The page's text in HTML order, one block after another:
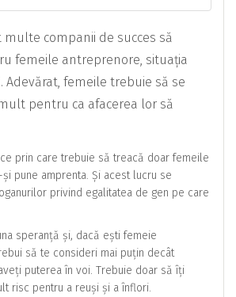
multe companii de succes să
femeile antreprenore, situația
Adevărat, femeile trebuie să se
pentru ca afacerea lor să
prin care trebuie să treacă doar femeile
pune amprenta. Și acest lucru se
privind egalitatea de gen pe care
speranță și, dacă ești femeie
să te consideri mai puțin decât
puterea în voi. Trebuie doar să îți
risc pentru a reuși și a înflori.